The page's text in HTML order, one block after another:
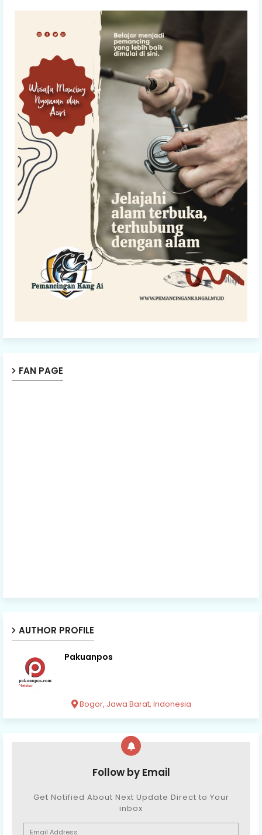
FAN PAGE
AUTHOR PROFILE
Pakuanpos
Bogor, Jawa Barat, Indonesia
Follow by Email
Get Notified About Next Update Direct to Your
inbox